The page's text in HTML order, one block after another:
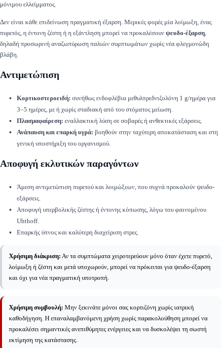
μόνιμου ελλείμματος.
Δεν είναι κάθε επιδείνωση πραγματική έξαρση. Μερικές φορές μία λοίμωξη, ένας
πυρετός, η έντονη ζέστη ή η εξάντληση μπορεί να προκαλέσουν ψευδο-έξαρση,
δηλαδή προσωρινή αναζωπύρωση παλιών συμπτωμάτων χωρίς νέα φλεγμονώδη
βλάβη.
Αντιμετώπιση
Κορτικοστεροειδή: συνήθως ενδοφλέβια μεθυλπρεδνιζολόνη 1 g/ημέρα για
3–5 ημέρες, με ή χωρίς σταδιακή από του στόματος μείωση.
Πλασμαφαίρεση: εναλλακτική λύση σε σοβαρές ή ανθεκτικές εξάρσεις.
Ανάπαυση και επαρκή υγρά: βοηθούν στην ταχύτερη αποκατάσταση και στη
γενική υποστήριξη του οργανισμού.
Αποφυγή εκλυτικών παραγόντων
Άμεση αντιμετώπιση πυρετού και λοιμώξεων, που συχνά προκαλούν ψευδο-
εξάρσεις.
Αποφυγή υπερβολικής ζέστης ή έντονης κόπωσης, λόγω του φαινομένου
Uhthoff.
Επαρκής ύπνος και καλύτερη διαχείριση στρες.
Χρήσιμη διάκριση: Αν τα συμπτώματα χειροτερεύουν μόνο όταν έχετε πυρετό,
λοίμωξη ή ζέστη και μετά υποχωρούν, μπορεί να πρόκειται για ψευδο-έξαρση
και όχι για νέα πραγματική υποτροπή.
Χρήσιμη συμβουλή: Μην ξεκινάτε μόνοι σας κορτιζόνη χωρίς ιατρική
καθοδήγηση. Η επαναλαμβανόμενη χρήση χωρίς παρακολούθηση μπορεί να
προκαλέσει σημαντικές ανεπιθύμητες ενέργειες και να δυσκολέψει τη σωστή
εκτίμηση της κατάστασης.